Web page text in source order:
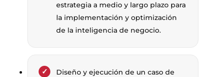
estrategia a medio y largo plazo para
la implementación y optimización
de la inteligencia de negocio.
Diseño y ejecución de un caso de